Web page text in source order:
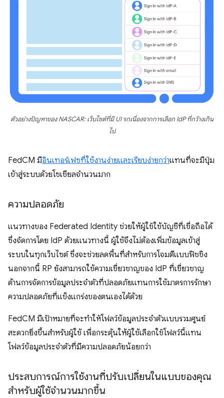
ตัวอย่างปัญหาของ NASCAR: เว็บไซต์ที่มี UI รกเนื่องจากการเลือก IdP ที่กว้างเกิน
ไป
FedCM มีอินเทอร์เฟซที่ใช้งานง่ายและเรียบง่ายกว่าแทนที่จะมีปุ่ม
เข้าสู่ระบบด้วยโซเชียลจำนวนมาก
ความปลอดภัย
แนวทางของ Federated Identity ช่วยให้ผู้ใช้ใช้บัญชีที่เชื่อถือได้
ซึ่งจัดการโดย IdP ด้วยแนวทางนี้ ผู้ใช้จึงไม่ต้องเพิ่มข้อมูลเข้าสู่
ระบบในทุกเว็บไซต์ ซึ่งจะช่วยลดพื้นที่สำหรับการโจมตีแบบฟิชชิง
นอกจากนี้ RP ยังสามารถใช้ความเชี่ยวชาญของ IdP ที่เชี่ยวชาญ
ด้านการจัดการข้อมูลประจำตัวที่ปลอดภัยแทนการใช้มาตรการรักษา
ความปลอดภัยที่แข็งแกร่งของตนเองได้ด้วย
FedCM มีเป้าหมายที่จะทำให้โฟลว์ข้อมูลประจำตัวแบบรวมศูนย์
สะดวกยิ่งขึ้นสำหรับผู้ใช้ เพื่อกระตุ้นให้ผู้ใช้เลือกใช้โฟลว์นี้แทน
โฟลว์ข้อมูลประจำตัวที่มีความปลอดภัยน้อยกว่า
ประสบการณ์การใช้งานที่ปรับเปลี่ยนในแบบของคุณ
สำหรับผู้ใช้จำนวนมากขึ้น